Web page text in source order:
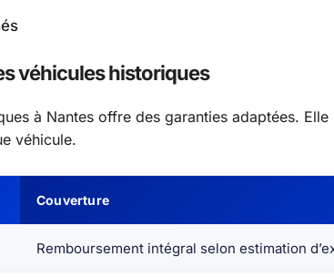
véhicules historiques
à Nantes offre des garanties adaptées.
véhicule.
Couverture
Remboursement intégral selon estimation